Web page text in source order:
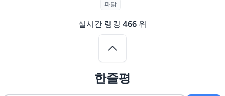
파닭
실시간 랭킹 466 위
한줄평